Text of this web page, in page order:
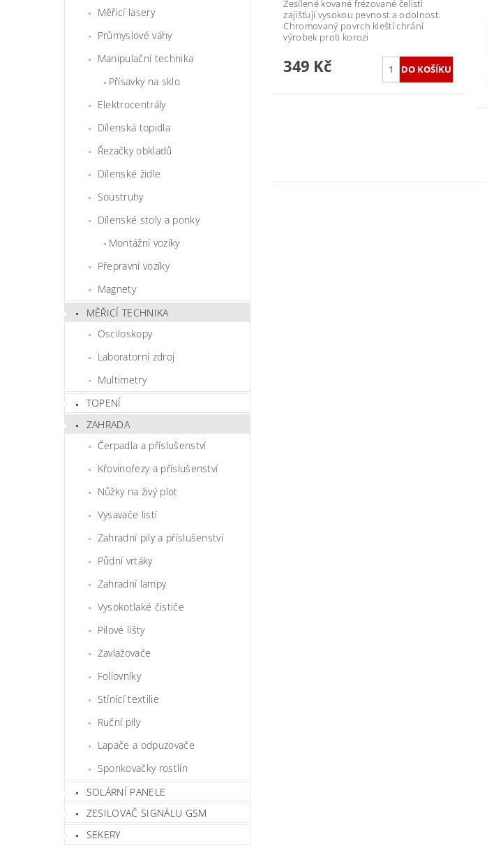
Měřicí lasery
Průmyslové váhy
Manipulační technika
Přísavky na sklo
Elektrocentrály
Dílenská topidla
Řezačky obkladů
Dílenské židle
Soustruhy
Dílenské stoly a ponky
Montážní vozíky
Přepravní vozíky
Magnety
MĚŘICÍ TECHNIKA
Osciloskopy
Laboratorní zdroj
Multimetry
TOPENÍ
ZAHRADA
Čerpadla a příslušenství
Křovinořezy a příslušenství
Nůžky na živý plot
Vysavače listí
Zahradní pily a příslušenství
Půdní vrtáky
Zahradní lampy
Vysokotlaké čističe
Pilové lišty
Zavlažovače
Foliovníky
Stínící textilie
Ruční pily
Lapače a odpuzovače
Sponkovačky rostlin
SOLÁRNÍ PANELE
ZESILOVAČ SIGNÁLU GSM
SEKERY
Zesílené kované frézované čelisti
zajišťují vysokou pevnost a odolnost.
Chromovaný povrch kleští chrání
výrobek proti korozi
349 Kč